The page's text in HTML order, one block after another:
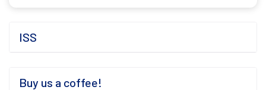
ISS
Buy us a coffee!